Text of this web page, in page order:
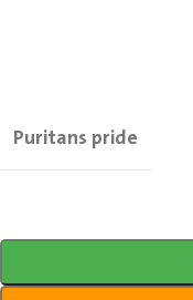
Puritans pride